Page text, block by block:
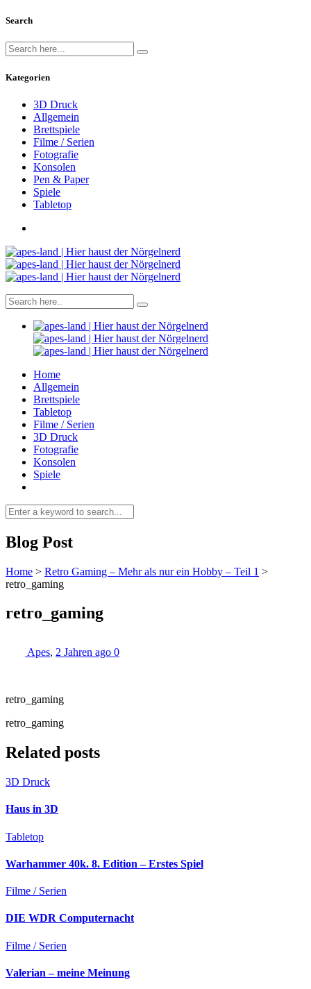
Search
Kategorien
3D Druck
Allgemein
Brettspiele
Filme / Serien
Fotografie
Konsolen
Pen & Paper
Spiele
Tabletop
Home
Allgemein
Brettspiele
Tabletop
Filme / Serien
3D Druck
Fotografie
Konsolen
Spiele
Blog Post
Home > Retro Gaming – Mehr als nur ein Hobby – Teil 1 >
retro_gaming
retro_gaming
Apes, 2 Jahren ago 0
retro_gaming
retro_gaming
Related posts
3D Druck
Haus in 3D
Tabletop
Warhammer 40k. 8. Edition – Erstes Spiel
Filme / Serien
DIE WDR Computernacht
Filme / Serien
Valerian – meine Meinung